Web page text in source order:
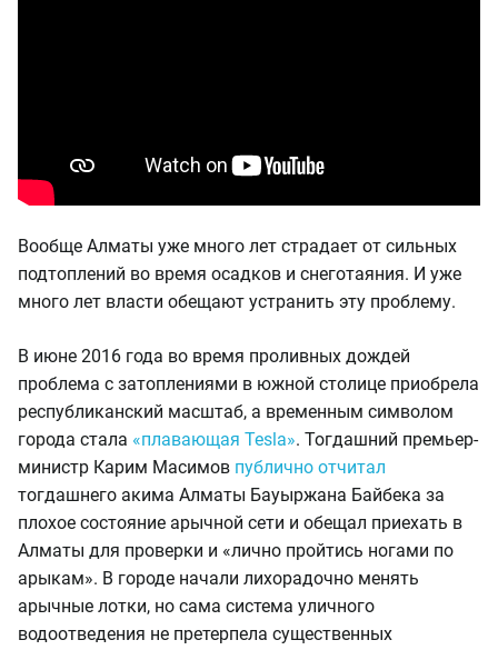
Вообще Алматы уже много лет страдает от сильных
подтоплений во время осадков и снеготаяния. И уже
много лет власти обещают устранить эту проблему.
В июне 2016 года во время проливных дождей
проблема с затоплениями в южной столице приобрела
республиканский масштаб, а временным символом
города стала «плавающая Tesla». Тогдашний премьер-
министр Карим Масимов публично отчитал
тогдашнего акима Алматы Бауыржана Байбека за
плохое состояние арычной сети и обещал приехать в
Алматы для проверки и «лично пройтись ногами по
арыкам». В городе начали лихорадочно менять
арычные лотки, но сама система уличного
водоотведения не претерпела существенных